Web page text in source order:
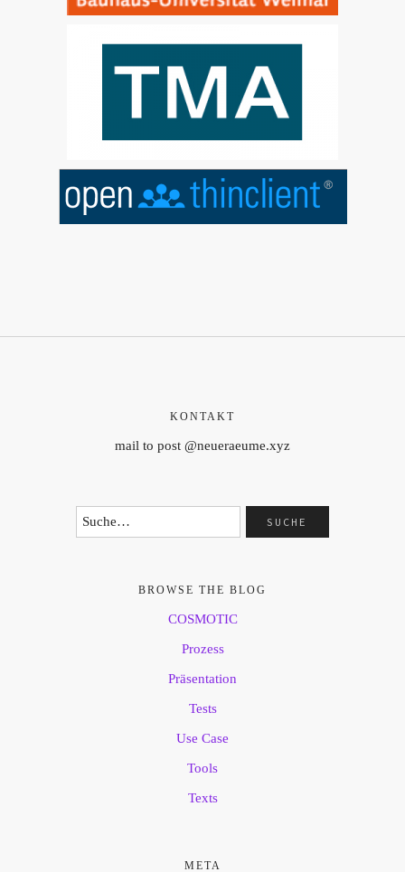
KONTAKT
mail to post @neueraeume.xyz
BROWSE THE BLOG
COSMOTIC
Prozess
Präsentation
Tests
Use Case
Tools
Texts
META